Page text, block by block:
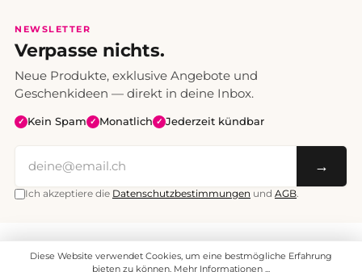
NEWSLETTER
Verpasse nichts.
Neue Produkte, exklusive Angebote und
Geschenkideen — direkt in deine Inbox.
✓ Kein Spam ✓ Monatlich ✓ Jederzeit kündbar
→
Ich akzeptiere die Datenschutzbestimmungen und AGB.
versandkostenfrei.
© 2008 - 2026 enjoymedia.ch - Alle Rechte vorbehalten.
Diese Website verwendet Cookies, um eine bestmögliche Erfahrung
bieten zu können. Mehr Informationen ...